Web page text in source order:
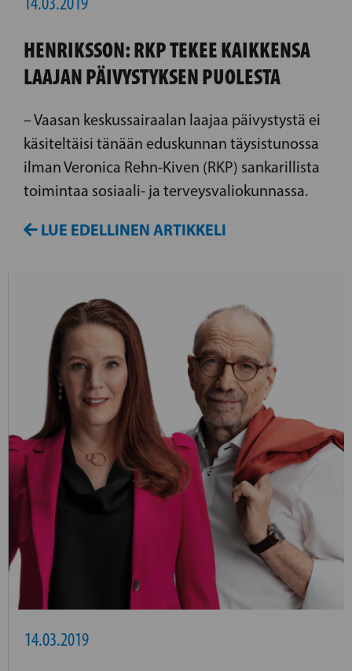
HENRIKSSON: RKP TEKEE KAIKKENSA
LAAJAN PÄIVYSTYKSEN PUOLESTA
– Vaasan keskussairaalan laajaa päivystystä ei
käsiteltäisi tänään eduskunnan täysistunossa
ilman Veronica Rehn-Kiven (RKP) sankarillista
toimintaa sosiaali- ja terveysvaliokunnassa.
LUE EDELLINEN ARTIKKELI
14.03.2019